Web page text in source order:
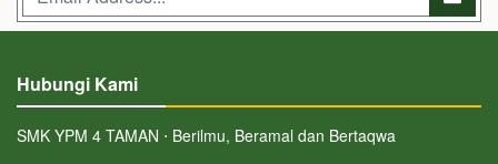
Hubungi Kami
SMK YPM 4 TAMAN ⋅ Berilmu, Beramal dan Bertaqwa